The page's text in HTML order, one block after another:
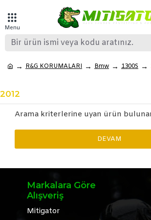
R&G KORUMALARI Bmw 1300S
2012
Arama kriterlerine uyan ürün
DEVAM
Markalara Göre
Alışveriş
Mitigator